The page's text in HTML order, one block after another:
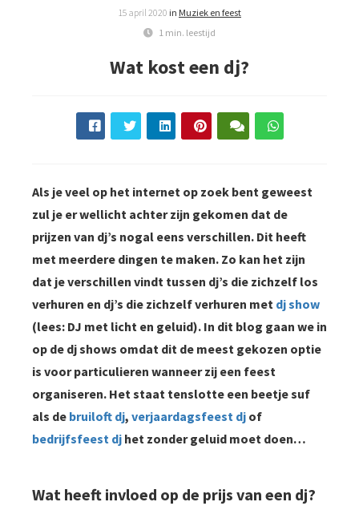
15 april 2020 in Muziek en feest
1 min. leestijd
Wat kost een dj?
Als je veel op het internet op zoek bent geweest
zul je er wellicht achter zijn gekomen dat de
prijzen van dj’s nogal eens verschillen. Dit heeft
met meerdere dingen te maken. Zo kan het zijn
dat je verschillen vindt tussen dj’s die zichzelf los
verhuren en dj’s die zichzelf verhuren met dj show
(lees: DJ met licht en geluid). In dit blog gaan we in
op de dj shows omdat dit de meest gekozen optie
is voor particulieren wanneer zij een feest
organiseren. Het staat tenslotte een beetje suf
als de bruiloft dj, verjaardagsfeest dj of
bedrijfsfeest dj het zonder geluid moet doen…
Wat heeft invloed op de prijs van een dj?